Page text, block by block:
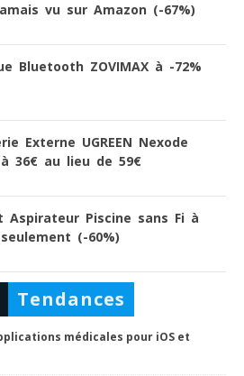
vu sur Amazon (-67%)
Bluetooth ZOVIMAX à -72%
Externe UGREEN Nexode
36€ au lieu de 59€
Aspirateur Piscine sans Fi à
(-60%)
Tendances
médicales pour iOS et